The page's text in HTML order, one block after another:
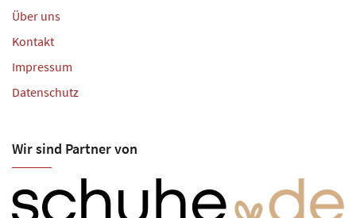
Über uns
Kontakt
Impressum
Datenschutz
Wir sind Partner von